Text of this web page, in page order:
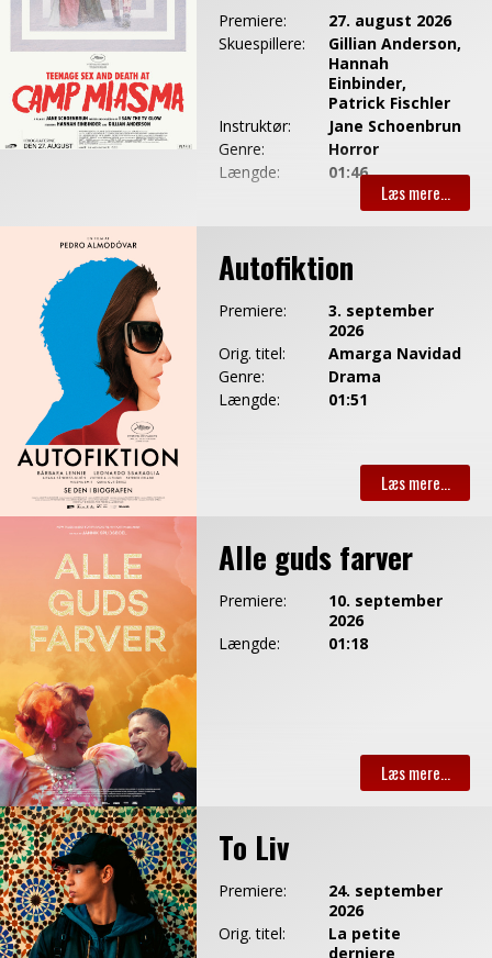
Premiere:
27. august 2026
Skuespillere:
Gillian Anderson,
Hannah
Einbinder,
Patrick Fischler
Instruktør:
Jane Schoenbrun
Genre:
Horror
Længde:
01:46
Autofiktion
Premiere:
3. september
2026
Orig. titel:
Amarga Navidad
Genre:
Drama
Længde:
01:51
Alle guds farver
Premiere:
10. september
2026
Længde:
01:18
To Liv
Premiere:
24. september
2026
Orig. titel:
La petite
derniere